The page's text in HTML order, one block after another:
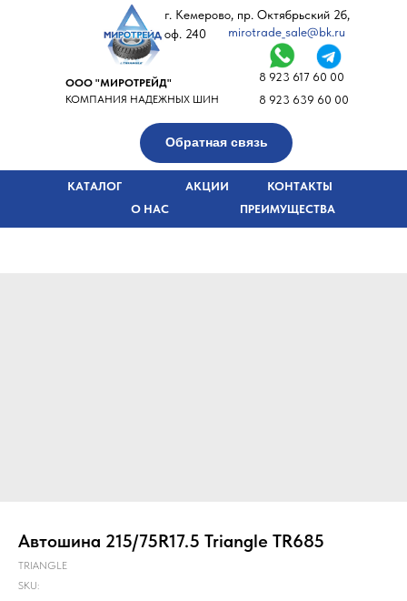
г. Кемерово, пр. Октябрьский 2б,
оф. 240
8 923 617 60 00
8 923 639 60 00
mirotrade_sale@bk.ru
Обратная связь
КАТАЛОГ
АКЦИИ
О НАС
КОНТАКТЫ
ПРЕИМУЩЕСТВА
ООО "МИРОТРЕЙД"
КОМПАНИЯ НАДЕЖНЫХ ШИН
Автошина 215/75R17.5 Triangle TR685
TRIANGLE
SKU: